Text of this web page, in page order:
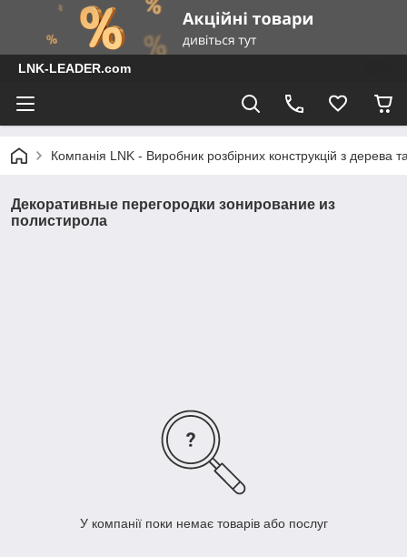
LNK-LEADER.com
Компанія LNK - Виробник розбірних конструкцій з дерева
Декоративные перегородки зонирование из
полистирола
У компанії поки немає товарів або послуг